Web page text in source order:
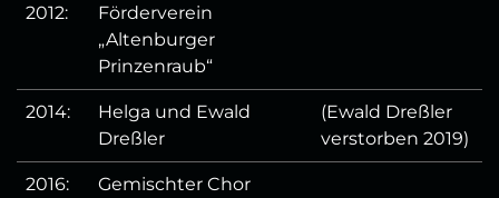
2012:
Förderverein
„Altenburger
Prinzenraub“
2014:
Helga und Ewald
Dreßler
(Ewald Dreßler
verstorben 2019)
2016:
Gemischter Chor